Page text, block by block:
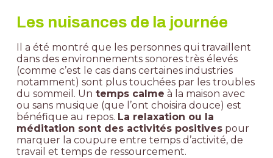
Les nuisances de la journée
Il a été montré que les personnes qui travaillent
dans des environnements sonores très élevés
(comme c’est le cas dans certaines industries
notamment) sont plus touchées par les troubles
du sommeil. Un temps calme à la maison avec
ou sans musique (que l’ont choisira douce) est
bénéfique au repos. La relaxation ou la
méditation sont des activités positivespour
marquer la coupure entre temps d’activité, de
travail et temps de ressourcement.